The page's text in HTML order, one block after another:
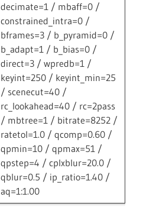
decimate=1 / mbaff=0 /
constrained_intra=0 /
bframes=3 / b_pyramid=0 /
b_adapt=1 / b_bias=0 /
direct=3 / wpredb=1 /
keyint=250 / keyint_min=25
/ scenecut=40 /
rc_lookahead=40 / rc=2pass
/ mbtree=1 / bitrate=8252 /
ratetol=1.0 / qcomp=0.60 /
qpmin=10 / qpmax=51 /
qpstep=4 / cplxblur=20.0 /
qblur=0.5 / ip_ratio=1.40 /
aq=1:1.00